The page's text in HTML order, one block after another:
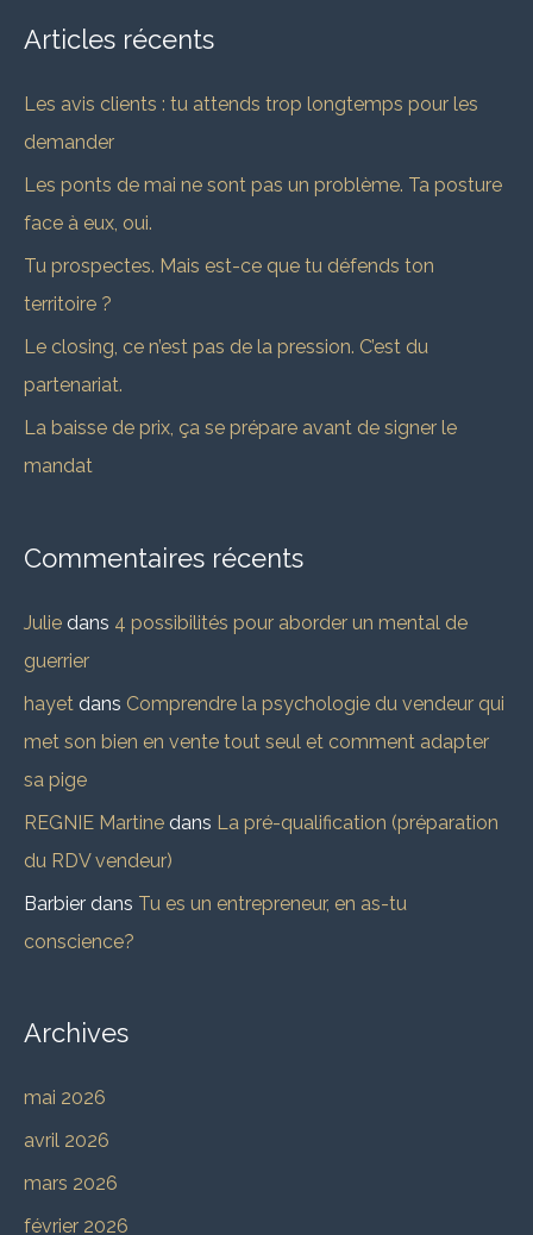
h
Articles récents
Les avis clients : tu attends trop longtemps pour les
demander
Les ponts de mai ne sont pas un problème. Ta posture
face à eux, oui.
Tu prospectes. Mais est-ce que tu défends ton
territoire ?
Le closing, ce n’est pas de la pression. C’est du
partenariat.
La baisse de prix, ça se prépare avant de signer le
mandat
Commentaires récents
Julie dans 4 possibilités pour aborder un mental de
guerrier
hayet dans Comprendre la psychologie du vendeur qui
met son bien en vente tout seul et comment adapter
sa pige
REGNIE Martine dans La pré-qualification (préparation
du RDV vendeur)
Barbier dans Tu es un entrepreneur, en as-tu
conscience?
Archives
mai 2026
avril 2026
mars 2026
février 2026